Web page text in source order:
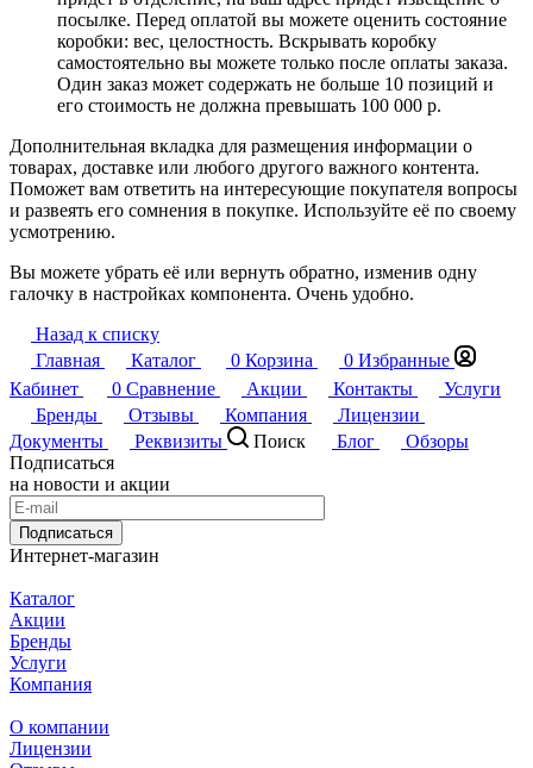
посылке. Перед оплатой вы можете оценить состояние
коробки: вес, целостность. Вскрывать коробку
самостоятельно вы можете только после оплаты заказа.
Один заказ может содержать не больше 10 позиций и
его стоимость не должна превышать 100 000 р.
Дополнительная вкладка для размещения информации о
товарах, доставке или любого другого важного контента.
Поможет вам ответить на интересующие покупателя вопросы
и развеять его сомнения в покупке. Используйте её по своему
усмотрению.
Вы можете убрать её или вернуть обратно, изменив одну
галочку в настройках компонента. Очень удобно.
Назад к списку
Главная
Каталог 0 Корзина 0 Избранные
Кабинет
0 Сравнение Акции Контакты
Услуги
Бренды
Отзывы Компания
Лицензии
Документы
Реквизиты Поиск Блог
Обзоры
Подписаться
на новости и акции
Подписаться
Интернет-магазин
Каталог
Акции
Бренды
Услуги
Компания
О компании
Лицензии